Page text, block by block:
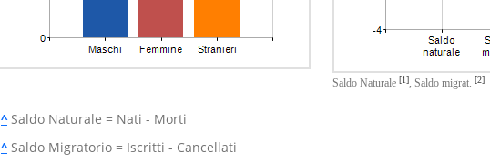
Saldo Naturale [1], Saldo migrat. [2]
^Saldo Naturale = Nati - Morti
^Saldo Migratorio = Iscritti - Cancellati